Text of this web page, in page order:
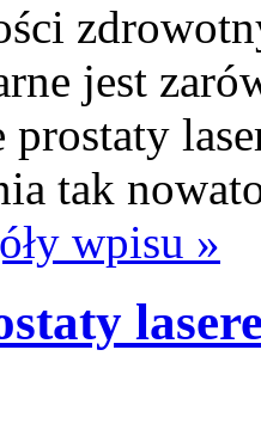
jest
tak
wpisu »